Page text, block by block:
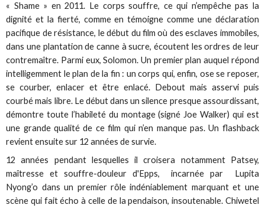
« Shame » en 2011. Le corps souffre, ce qui n’empêche pas la
dignité et la fierté, comme en témoigne comme une déclaration
pacifique de résistance, le début du film où des esclaves immobiles,
dans une plantation de canne à sucre, écoutent les ordres de leur
contremaître. Parmi eux, Solomon. Un premier plan auquel répond
intelligemment le plan de la fin : un corps qui, enfin, ose se reposer,
se courber, enlacer et être enlacé. Debout mais asservi puis
courbé mais libre. Le début dans un silence presque assourdissant,
démontre toute l’habileté du montage (signé Joe Walker) qui est
une grande qualité de ce film qui n’en manque pas. Un flashback
revient ensuite sur 12 années de survie.
12 années pendant lesquelles il croisera notamment Patsey,
maîtresse et souffre-douleur d'Epps, incarnée par Lupita
Nyong’o dans un premier rôle indéniablement marquant et une
scène qui fait écho à celle de la pendaison, insoutenable. Chiwetel